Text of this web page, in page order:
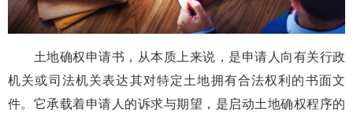
土地确权申请书，从本质上来说，是申请人向有关行政
机关或司法机关表达其对特定土地拥有合法权利的书面文
件。它承载着申请人的诉求与期望，是启动土地确权程序的